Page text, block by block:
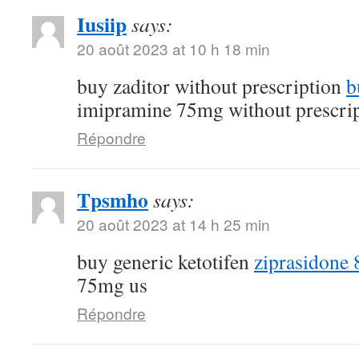
Iusiipsays:
20 août 2023 at 10 h 18 min
buy zaditor without prescription
imipramine 75mg without
Répondre
Tpsmho says:
20 août 2023 at 14 h 25 min
buy generic ketotifenziprasidone
75mg us
Répondre